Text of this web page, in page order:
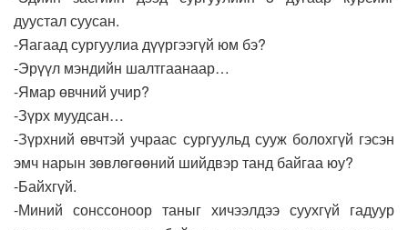
дуустал суусан.
-Яагаад сургуулиа дүүргээгүй юм бэ?
-Эрүүл мэндийн шалтгаанаар…
-Ямар өвчний учир?
-Зүрх муудсан…
-Зүрхний өвчтэй учраас сургуульд сууж болохгүй гэсэн
эмч нарын зөвлөгөөний шийдвэр танд байгаа юу?
-Байхгүй.
-Миний сонссоноор таныг хичээлдээ суухгүй гадуур